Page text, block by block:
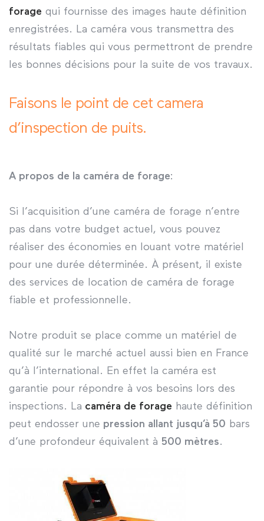
forage qui fournisse des images haute définition
enregistrées. La caméra vous transmettra des
résultats fiables qui vous permettront de prendre
les bonnes décisions pour la suite de vos travaux.
Faisons le point de cet camera
d’inspection de puits.
A propos de la caméra de forage:
Si l’acquisition d’une caméra de forage n’entre
pas dans votre budget actuel, vous pouvez
réaliser des économies en louant votre matériel
pour une durée déterminée. À présent, il existe
des services de location de caméra de forage
fiable et professionnelle.
Notre produit se place comme un matériel de
qualité sur le marché actuel aussi bien en France
qu’à l’international. En effet la caméra est
garantie pour répondre à vos besoins lors des
inspections. La caméra de forage haute définition
peut endosser une pression allant jusqu’à 50 bars
d’une profondeur équivalent à 500 mètres.